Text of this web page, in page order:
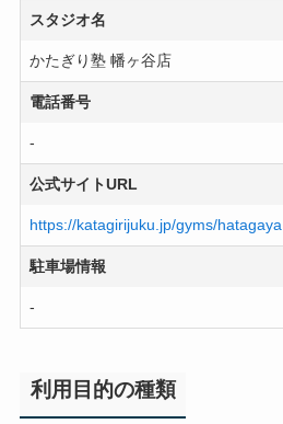
スタジオ名
かたぎり塾 幡ヶ谷店
電話番号
-
公式サイトURL
https://katagirijuku.jp/gyms/hatagaya
駐車場情報
-
利用目的の種類